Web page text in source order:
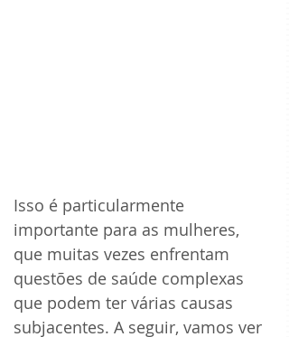
Isso é particularmente
importante para as mulheres,
que muitas vezes enfrentam
questões de saúde complexas
que podem ter várias causas
subjacentes. A seguir, vamos ver